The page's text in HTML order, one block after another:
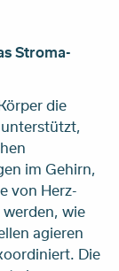
Stroma-
die
im Gehirn,
von Herz-
wie
agieren
Die